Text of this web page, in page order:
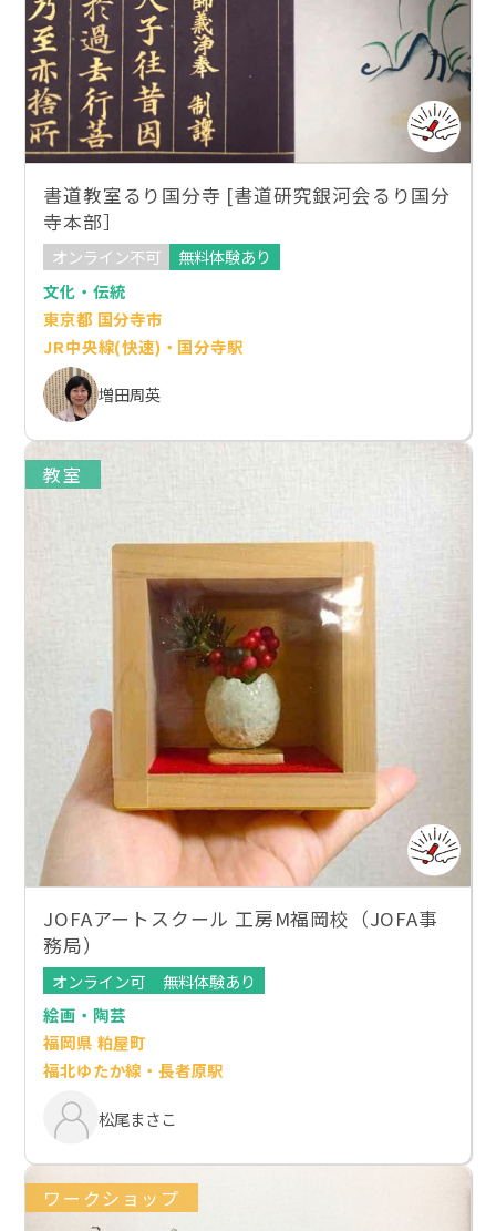
書道教室るり国分寺 [書道研究銀河会るり国分
寺本部］
オンライン不可
無料体験あり
文化・伝統
東京都 国分寺市
JR中央線(快速)・国分寺駅
増田周英
教室
JOFAアートスクール 工房M福岡校（JOFA事
務局）
オンライン可
無料体験あり
絵画・陶芸
福岡県 粕屋町
福北ゆたか線・長者原駅
松尾まさこ
ワークショップ